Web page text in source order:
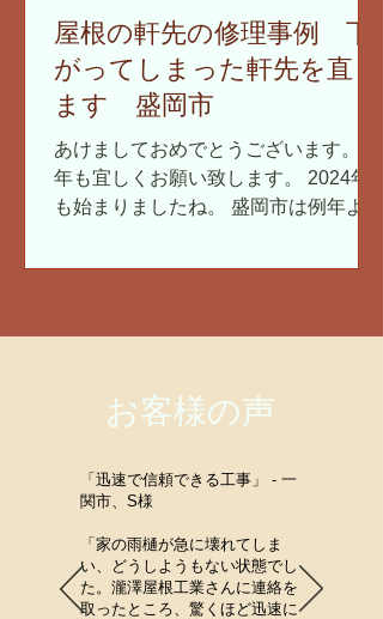
屋根の軒先の修理事例 下
がってしまった軒先を直し
ます 盛岡市
あけましておめでとうございます。 本
年も宜しくお願い致します。 2024年
も始まりましたね。 盛岡市は例年より
となりました。 こんなに雪が少ないの
お客様の声
「迅速で信頼できる工事」 - 一
関市、S様
「家の雨樋が急に壊れてしま
い、どうしようもない状態でし
た。瀧澤屋根工業さんに連絡を
取ったところ、驚くほど迅速に